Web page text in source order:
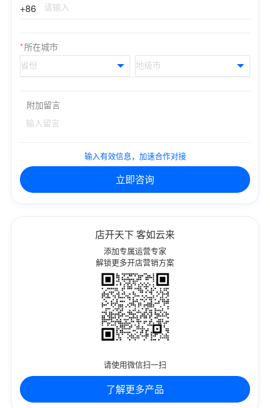
+86
*所在城市
附加留言
输入有效信息，加速合作对接
立即咨询
店开天下 客如云来
添加专属运营专家
解锁更多开店营销方案
请使用微信扫一扫
了解更多产品